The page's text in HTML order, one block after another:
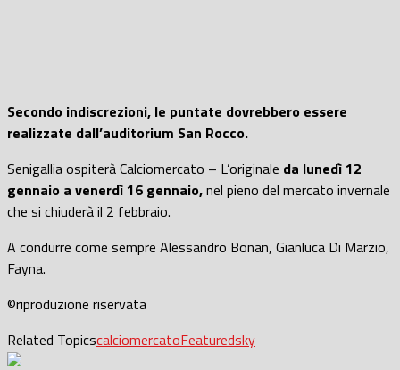
Secondo indiscrezioni, le puntate dovrebbero essere
realizzate dall’auditorium San Rocco.
Senigallia ospiterà Calciomercato – L’originale da lunedì 12
gennaio a venerdì 16 gennaio,nel pieno del mercato invernale
che si chiuderà il 2 febbraio.
A condurre come sempre Alessandro Bonan, Gianluca Di Marzio,
Fayna.
©riproduzione riservata
Related TopicscalciomercatoFeaturedsky